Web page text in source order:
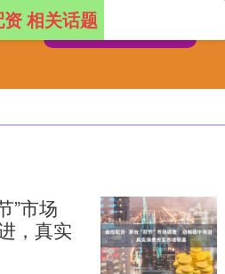
相关话题
”市场
，真实